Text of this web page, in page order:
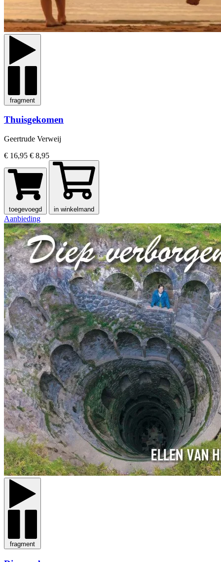
fragment
Thuisgekomen
Geertrude Verweij
€ 16,95 € 8,95
toegevoegd in winkelmand
Aanbieding
fragment